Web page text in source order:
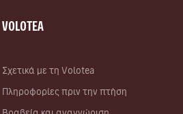
VOLOTEA
Σχετικά με τη Volotea
Πληροφορίες πριν την πτήση